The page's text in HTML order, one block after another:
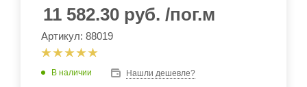
11 582.30 руб. /пог.м
Артикул: 88019
В наличии Нашли дешевле?